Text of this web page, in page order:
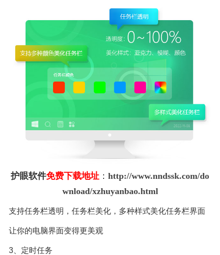
护眼软件免费下载地址 ： http://www.nndssk.com/do
wnload/xzhuyanbao.html
支持任务栏透明，任务栏美化，多种样式美化任务栏界面
让你的电脑界面变得更美观
3、定时任务